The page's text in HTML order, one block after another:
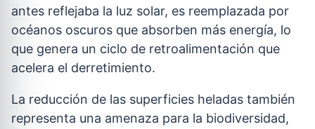
antes reflejaba la luz solar, es reemplazada por
océanos oscuros que absorben más energía, lo
que genera un ciclo de retroalimentación que
acelera el derretimiento.
La reducción de las superficies heladas también
representa una amenaza para la biodiversidad,